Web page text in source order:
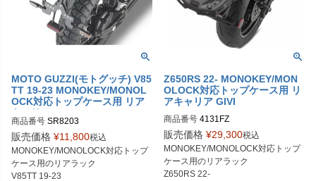
MOTO GUZZI(モトグッチ) V85
TT 19-23 MONOKEY/MONOL
OCK対応トップケース用 リア
キャリア GIVI
商品番号 SR8203
販売価格 ¥11,800税込
MONOKEY/MONOLOCK対応トップ
ケース用のリアラック
V85TT 19-23
Z650RS 22- MONOKEY/MON
OLOCK対応トップケース用 リ
アキャリア GIVI
商品番号 4131FZ
販売価格 ¥29,300税込
MONOKEY/MONOLOCK対応トップ
ケース用のリアラック
Z650RS 22-